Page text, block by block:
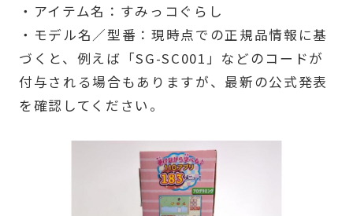
・アイテム名：すみっコぐらし
・モデル名／型番：現時点での正規品情報に基
づくと、例えば「SG-SC001」などのコードが
付与される場合もありますが、最新の公式発表
を確認してください。